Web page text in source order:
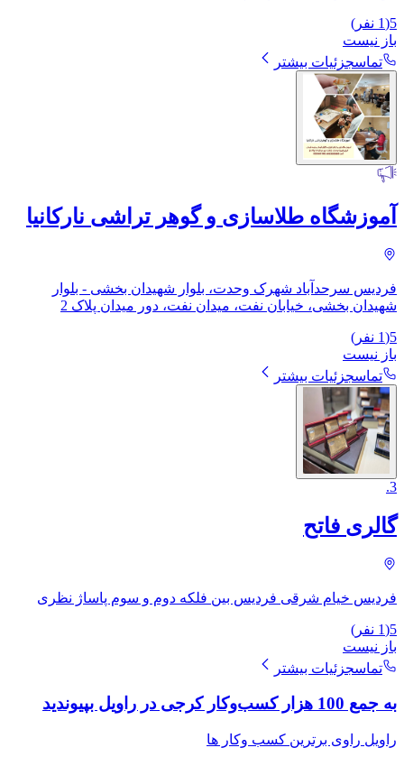
5
(
1 نفر)
باز نیست
تماسجزئیات بیشتر
آموزشگاه طلاسازی و گوهر تراشی نارکانیا
فردیس سرحدآباد شهرک وحدت، بلوار شهیدان بخشی - بلوار
شهیدان بخشی، خیابان نفت، میدان نفت، دور میدان پلاک 2
5
(
1 نفر)
باز نیست
تماسجزئیات بیشتر
3
.
گالری فاتح
فردیس خیام شرقی فردیس بین فلکه دوم و سوم پاساژ نظری
5
(
1 نفر)
باز نیست
تماسجزئیات بیشتر
به جمع 100 هزار کسب‌وکار کرجی در راویل بپیوندید
راویل راوی برترین کسب وکار ها